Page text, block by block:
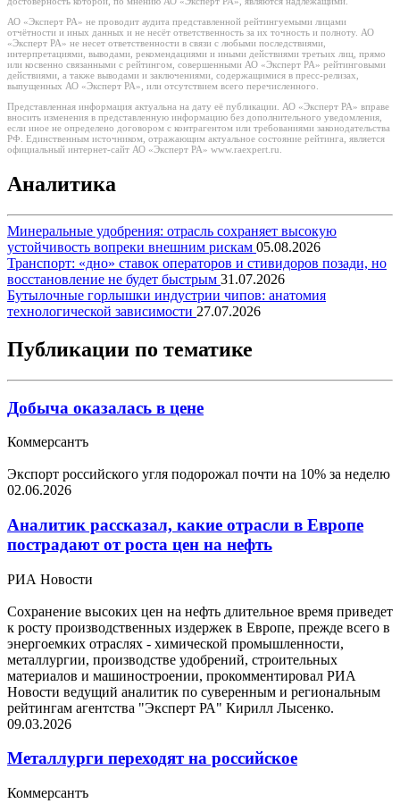
АО «Эксперт РА» не проводит аудита представленной рейтингуемыми лицами
отчётности и иных данных и не несёт ответственность за их точность и полноту. АО
«Эксперт РА» не несет ответственности в связи с любыми последствиями,
интерпретациями, выводами, рекомендациями и иными действиями третьих лиц, прямо
или косвенно связанными с рейтингом, совершенными АО «Эксперт РА» рейтинговыми
действиями, а также выводами и заключениями, содержащимися в пресс-релизах,
выпущенных АО «Эксперт РА», или отсутствием всего перечисленного.
Представленная информация актуальна на дату её публикации. АО «Эксперт РА» вправе
вносить изменения в представленную информацию без дополнительного уведомления,
если иное не определено договором с контрагентом или требованиями законодательства
РФ. Единственным источником, отражающим актуальное состояние рейтинга, является
официальный интернет-сайт АО «Эксперт РА» www.raexpert.ru.
Аналитика
Минеральные удобрения: отрасль сохраняет высокую
устойчивость вопреки внешним рискам 05.08.2026
Транспорт: «дно» ставок операторов и стивидоров позади, но
восстановление не будет быстрым 31.07.2026
Бутылочные горлышки индустрии чипов: анатомия
технологической зависимости 27.07.2026
Публикации по тематике
Добыча оказалась в цене
Коммерсантъ
Экспорт российского угля подорожал почти на 10% за неделю
02.06.2026
Аналитик рассказал, какие отрасли в Европе
пострадают от роста цен на нефть
РИА Новости
Сохранение высоких цен на нефть длительное время приведет
к росту производственных издержек в Европе, прежде всего в
энергоемких отраслях - химической промышленности,
металлургии, производстве удобрений, строительных
материалов и машиностроении, прокомментировал РИА
Новости ведущий аналитик по суверенным и региональным
рейтингам агентства "Эксперт РА" Кирилл Лысенко.
09.03.2026
Металлурги переходят на российское
Коммерсантъ